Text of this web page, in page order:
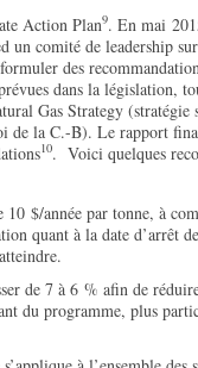
Action Plan9. En mai
un comité de leadership
des
dans la législation,
Gas Strategy (stratégie
de la C.-B). Le rapport
10. Voici quelques
$/année par tonne, à
quant à la date d’arrêt
de 7 à 6 % afin de
du programme, plus